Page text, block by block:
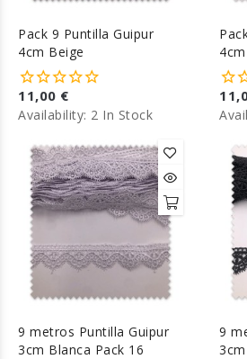
Pack 9 Puntilla Guipur
4cm Beige
11,00 €
Availability: 2 In Stock
9 metros Puntilla Guipur
3cm Blanca Pack 16
9